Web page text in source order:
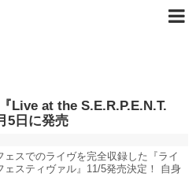
Live at the S.E.R.P.E.N.T.
5日に発売
スでのライヴを完全収録した『ライ
スティヴァル』11/5発売決定！ 自身